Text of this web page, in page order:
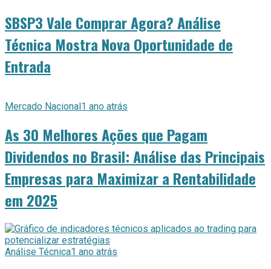
SBSP3 Vale Comprar Agora? Análise
Técnica Mostra Nova Oportunidade de
Entrada
Mercado Nacional1 ano atrás
As 30 Melhores Ações que Pagam
Dividendos no Brasil: Análise das Principais
Empresas para Maximizar a Rentabilidade
em 2025
Análise Técnica1 ano atrás